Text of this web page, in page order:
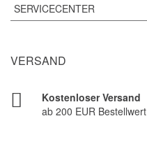
SERVICECENTER
VERSAND
Kostenloser Versand
ab 200 EUR Bestellwert